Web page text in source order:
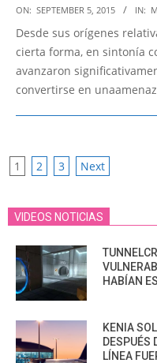
2015-
09-
05
ON: SEPTEMBER 5, 2015 IN:
Desde sus orígenes
cierta forma, en sintonía
avanzaron
convertirse en
POSTS
1 2 3 Next
VIDEOS NOTICIAS
HABÍAN
KENIA
DESPUÉS
LÍNEA